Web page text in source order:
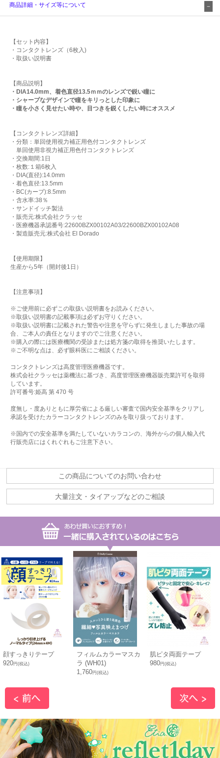
商品詳細・サイズ等について
【セット内容】
・コンタクトレンズ（6枚入)
・取扱い説明書
【商品説明】
・DIA14.0mm、着色直径13.5ｍｍのレンズで鋭い瞳に
・シャープなデザインで瞳をキリっとした印象に
・瞳を小さく見せたい時や、目つきを鋭くしたい時にオススメ
【コンタクトレンズ詳細】
・分類：単回使用視力補正用色付コンタクトレンズ
単回使用非視力補正用色付コンタクトレンズ
・交換期間:1日
・枚数:１箱6枚入
・DIA(直径):14.0mm
・着色直径:13.5mm
・BC(カーブ):8.5mm
・含水率:38％
・サンドイッチ製法
・販売元:株式会社クラッセ
・医療機器承認番号:22600BZX00102A03/22600BZX00102A08
・製造販売元:株式会社 El Dorado
【使用期限】
生産から5年（開封後1日）
【注意事項】
※ご使用前に必ずこの取扱い説明書をお読みください。
※取扱い説明書の記載事項は必ずお守りください。
※取扱い説明書に記載された警告や注意を守らずに発生しました事故の場
合、ご本人の責任となりますのでご注意ください。
※購入の際には医療機関の受診または処方箋の取得を推奨いたします。
※ご不明な点は、必ず眼科医にご相談ください。
コンタクトレンズは高度管理医療機器です。
株式会社クラッセは薬機法に基づき、高度管理医療機器販売業許可を取得
しています。
許可番号:姫高 第 470 号
度無し・度ありともに厚労省による厳しい審査で国内安全基準をクリアし
承認を受けたカラーコンタクトレンズのみを取り扱っております。
※国内での安全基準を満たしていないカラコンの、海外からの個人輸入代
行販売店にはくれぐれもご注意下さい。
この商品についてのお問い合わせ
大量注文・タイアップなどのご相談
顔すっきりテープ
920円(税込)
フィルムカラーマスカ
ラ (WH01)
1,760円(税込)
肌ピタ両面テープ
980円(税込)